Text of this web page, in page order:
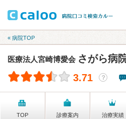
« 病院TOP
医療法人宮崎博愛会 さがら病
3.71 ？
TOP 診療案内 治療実績